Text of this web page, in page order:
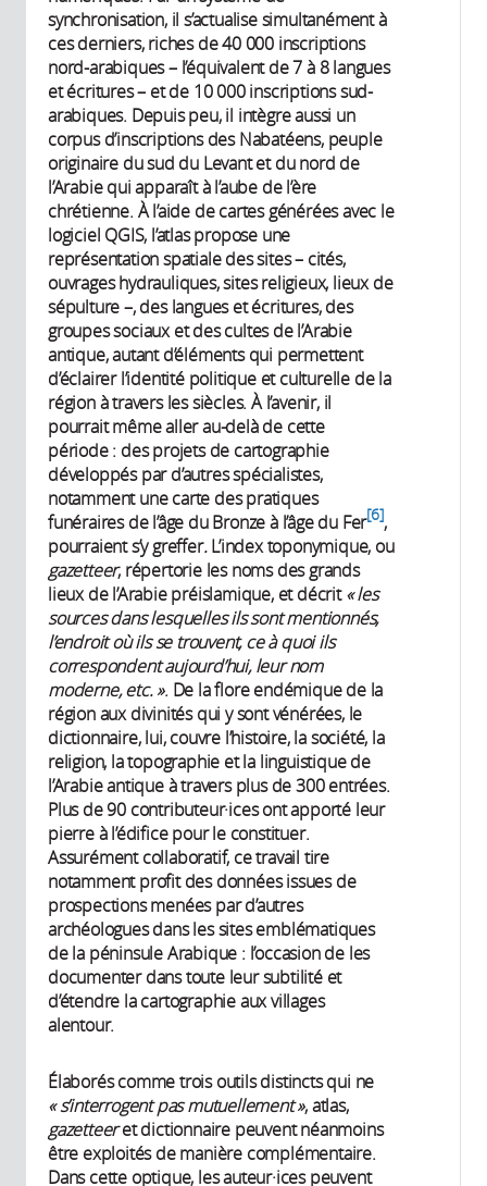
synchronisation, il s’actualise simultanément à
ces derniers, riches de 40 000 inscriptions
nord-arabiques – l’équivalent de 7 à 8 langues
et écritures – et de 10 000 inscriptions sud-
arabiques. Depuis peu, il intègre aussi un
corpus d’inscriptions des Nabatéens, peuple
originaire du sud du Levant et du nord de
l’Arabie qui apparaît à l’aube de l’ère
chrétienne. À l’aide de cartes générées avec le
logiciel QGIS, l’atlas propose une
représentation spatiale des sites – cités,
ouvrages hydrauliques, sites religieux, lieux de
sépulture –, des langues et écritures, des
groupes sociaux et des cultes de l’Arabie
antique, autant d’éléments qui permettent
d’éclairer l’identité politique et culturelle de la
région à travers les siècles. À l’avenir, il
pourrait même aller au-delà de cette
période : des projets de cartographie
développés par d’autres spécialistes,
notamment une carte des pratiques
funéraires de l’âge du Bronze à l’âge du Fer 6 ,
pourraient s’y greffer.L’index toponymique, ou
gazetteer, répertorie les noms des grands
lieux de l’Arabie préislamique, et décrit« les
sources dans lesquelles ils sont mentionnés,
l’endroit où ils se trouvent, ce à quoi ils
correspondent aujourd’hui, leur nom
moderne, etc. ». De la flore endémique de la
région aux divinités qui y sont vénérées, le
dictionnaire, lui, couvre l’histoire, la société, la
religion, la topographie et la linguistique de
l’Arabie antique à travers plus de 300 entrées.
Plus de 90 contributeur·ices ont apporté leur
pierre à l’édifice pour le constituer.
Assurément collaboratif, ce travail tire
notamment profit des données issues de
prospections menées par d’autres
archéologues dans les sites emblématiques
de la péninsule Arabique : l’occasion de les
documenter dans toute leur subtilité et
d’étendre la cartographie aux villages
alentour.
Élaborés comme trois outils distincts qui ne
« s’interrogent pas mutuellement », atlas,
gazetteeret dictionnaire peuvent néanmoins
être exploités de manière complémentaire.
Dans cette optique, les auteur·ices peuvent